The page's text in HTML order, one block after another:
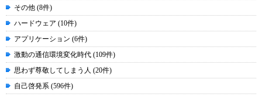
その他 (8件)
ハードウェア (10件)
アプリケーション (6件)
激動の通信環境変化時代 (109件)
思わず尊敬してしまう人 (20件)
自己啓発系 (596件)